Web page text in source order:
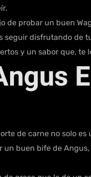
probar un buen
disfrutando de
y un sabor que, te
de carne no solo
buen bife de